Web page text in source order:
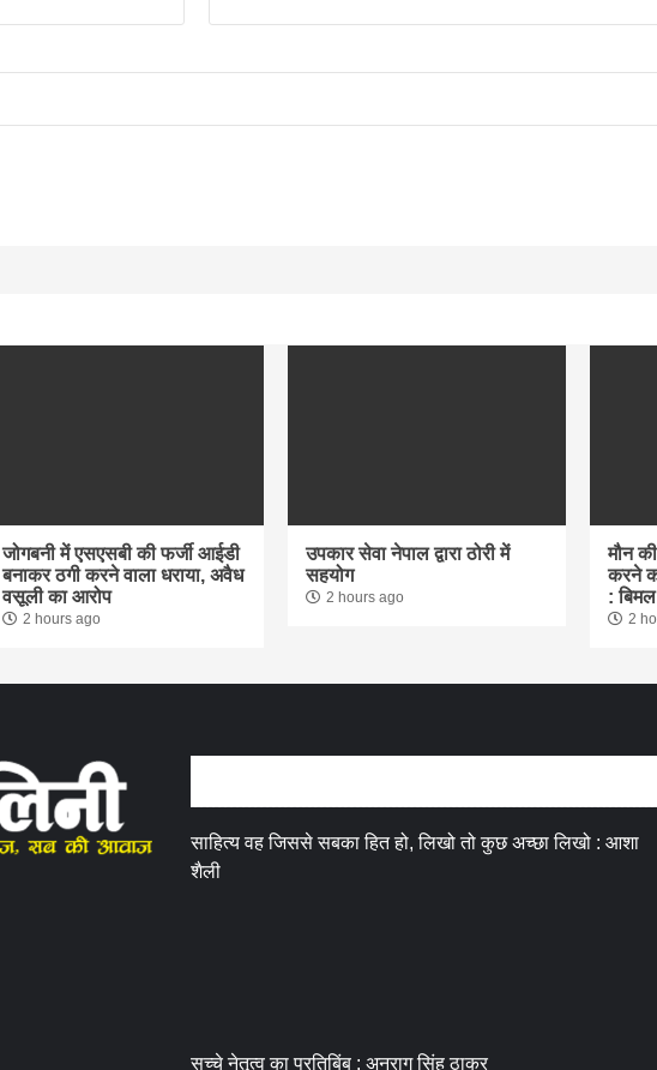
जोगबनी में एसएसबी की फर्जी आईडी
बनाकर ठगी करने वाला धराया, अवैध
वसूली का आरोप
2 hours ago
उपकार सेवा नेपाल द्वारा ठोरी में
सहयोग
2 hours ago
मौन
करने
:
2
साहित्य वह जिससे सबका हित हो, लिखो तो कुछ अच्छा लिखो : आशा
शैली
सच्चे नेतृत्व का प्रतिबिंब : अनुराग सिंह ठाकुर